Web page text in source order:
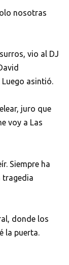
nosotras
vio al DJ
asintió.
juro que
voy a Las
Siempre ha
tragedia
donde los
la puerta.